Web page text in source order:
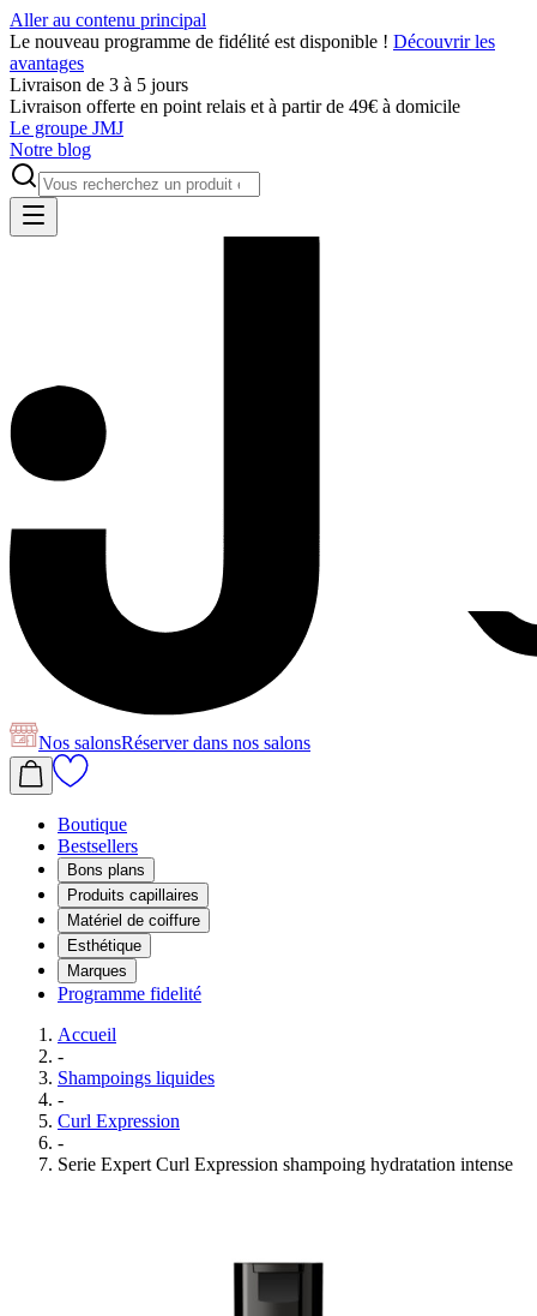
Aller au contenu principal
Le nouveau programme de fidélité est disponible ! Découvrir les
avantages
Livraison de 3 à 5 jours
Livraison offerte en point relais et à partir de 49€ à domicile
Le groupe JMJ
Notre blog
Nos salonsRéserverdans nos salons
Boutique
Bestsellers
Bons plans
Produits capillaires
Matériel de coiffure
Esthétique
Marques
Programme fidelité
Accueil
-
Shampoings liquides
-
Curl Expression
-
Serie Expert Curl Expression shampoing hydratation intense